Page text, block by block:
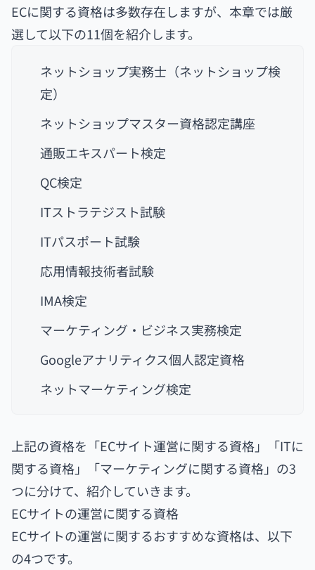
ECに関する資格は多数存在しますが、本章では厳
選して以下の11個を紹介します。
ネットショップ実務士（ネットショップ検
定）
ネットショップマスター資格認定講座
通販エキスパート検定
QC検定
ITストラテジスト試験
ITパスポート試験
応用情報技術者試験
IMA検定
マーケティング・ビジネス実務検定
Googleアナリティクス個人認定資格
ネットマーケティング検定
上記の資格を「ECサイト運営に関する資格」「ITに
関する資格」「マーケティングに関する資格」の3
つに分けて、紹介していきます。
ECサイトの運営に関する資格
ECサイトの運営に関するおすすめな資格は、以下
の4つです。